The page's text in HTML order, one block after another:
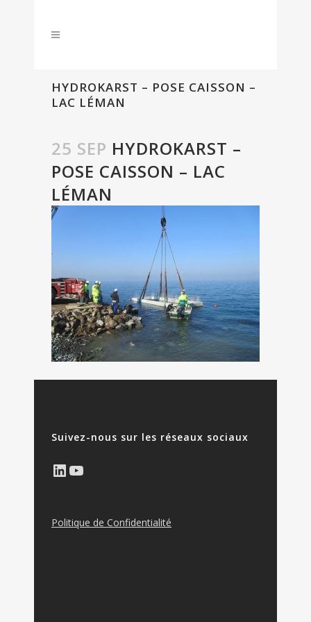
HYDROKARST – POSE CAISSON –
LAC LÉMAN
25 SEP HYDROKARST –
POSE CAISSON – LAC
LÉMAN
Suivez-nous sur les réseaux sociaux
LinkedIn
YouTube
Politique de Confidentialité